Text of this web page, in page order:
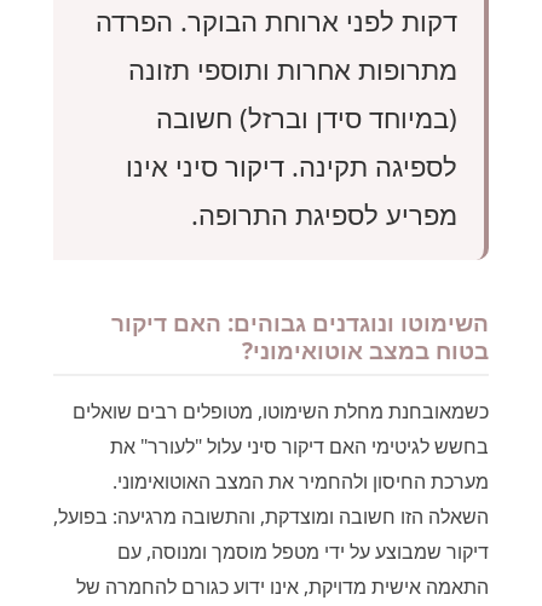
דקות לפני ארוחת הבוקר. הפרדה
מתרופות אחרות ותוספי תזונה
(במיוחד סידן וברזל) חשובה
לספיגה תקינה. דיקור סיני אינו
מפריע לספיגת התרופה.
השימוטו ונוגדנים גבוהים: האם דיקור
בטוח במצב אוטואימוני?
כשמאובחנת מחלת השימוטו, מטופלים רבים שואלים
בחשש לגיטימי האם דיקור סיני עלול "לעורר" את
מערכת החיסון ולהחמיר את המצב האוטואימוני.
השאלה הזו חשובה ומוצדקת, והתשובה מרגיעה: בפועל,
דיקור שמבוצע על ידי מטפל מוסמך ומנוסה, עם
התאמה אישית מדויקת, אינו ידוע כגורם להחמרה של